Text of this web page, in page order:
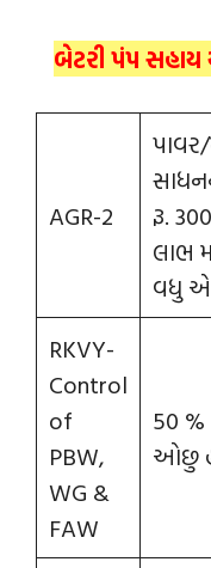
બેટરી પંપ સહાય
AGR-2
રૂ.
લાભ
વધુ
RKVY-
Control
of
PBW,
WG &
FAW
50 %
ઓછુ